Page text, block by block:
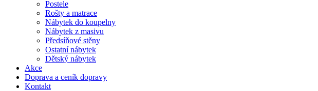
Postele
Rošty a matrace
Nábytek do koupelny
Nábytek z masivu
Předsíňové stěny
Ostatní nábytek
Dětský nábytek
Akce
Doprava a ceník dopravy
Kontakt